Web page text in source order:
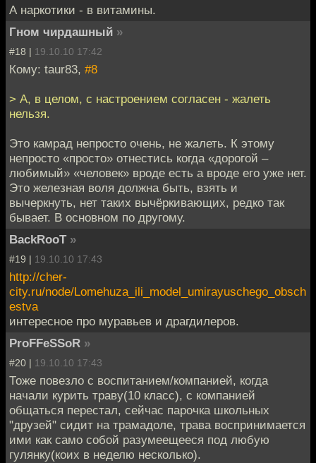
А наркотики - в витамины.
Гном чирдашный »
#18 | 19.10.10 17:42
Кому: taur83, #8
> А, в целом, с настроением согласен - жалеть
нельзя.
Это камрад непросто очень, не жалеть. К этому
непросто «просто» отнестись когда «дорогой –
любимый» «человек» вроде есть а вроде его уже нет.
Это железная воля должна быть, взять и
вычеркнуть, нет таких вычёркивающих, редко так
бывает. В основном по другому.
BackRooT »
#19 | 19.10.10 17:43
http://cher-
city.ru/node/Lomehuza_ili_model_umirayuschego_obsch
estva
интересное про муравьев и драгдилеров.
ProFFeSSoR »
#20 | 19.10.10 17:43
Тоже повезло с воспитанием/компанией, когда
начали курить траву(10 класс), с компанией
общаться перестал, сейчас парочка школьных
"друзей" сидит на трамадоле, трава воспринимается
ими как само собой разумеещееся под любую
гулянку(коих в неделю несколько).